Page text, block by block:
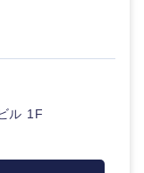
ル 1F